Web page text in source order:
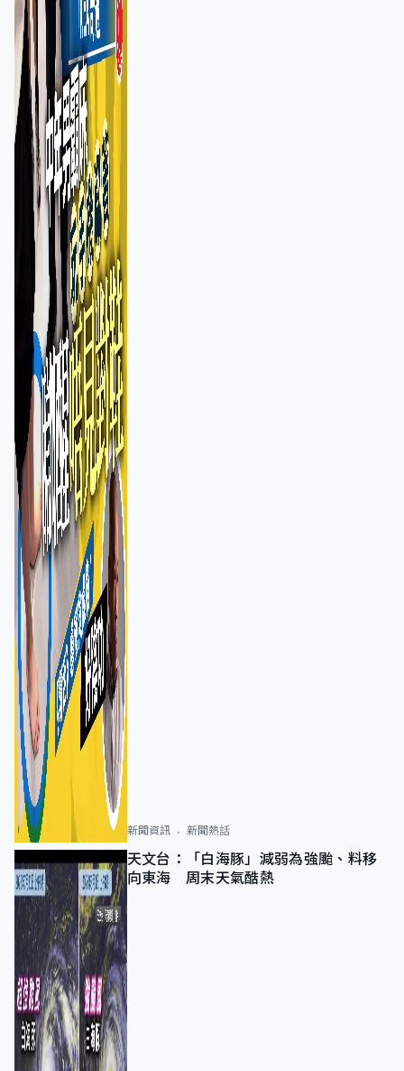
新聞資訊 新聞熱話
天文台：「白海豚」減弱為強颱、料移
向東海 周末天氣酷熱